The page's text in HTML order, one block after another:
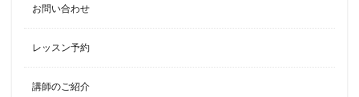
お問い合わせ
レッスン予約
講師のご紹介